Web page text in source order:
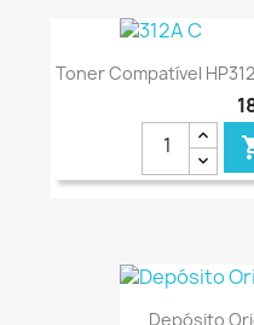
Toner Compatível
Depósito